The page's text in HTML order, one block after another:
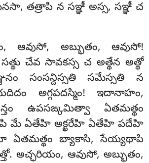
తత్రాపి న సఞ్ఞీ అస్స, సఞ్ఞీ చ
ఆవుసో, అబ్భుతం, ఆవుసో!
చేవ సావకస్స చ అత్థేన అత్థో
సంసన్దిస్సతి సమేస్సతి న
అగ్గపదస్మిం! ఇదానాహం,
ఉపసఙ్కమిత్వా ఏతమత్థం
మే ఏతేహి అక్ఖరేహి ఏతేహి పదేహి
ఏతమత్థం బ్యాకాసి, సేయ్యథాపి
అచ్ఛరియం, ఆవుసో, అబ్భుతం,